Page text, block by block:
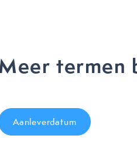
termen
Aanleverdatum